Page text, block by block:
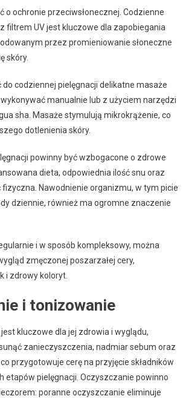
o ochronie przeciwsłonecznej. Codzienne
filtrem UV jest kluczowe dla zapobiegania
przez promieniowanie słoneczne
skóry.
codziennej pielęgnacji delikatne masaże
manualnie lub z użyciem narzędzi
sha. Masaże stymulują mikrokrążenie, co
dotlenienia skóry.
powinny być wzbogacone o zdrowe
dieta, odpowiednia ilość snu oraz
Nawodnienie organizmu, w tym picie
dziennie, również ma ogromne znaczenie
i w sposób kompleksowy, można
zmęczonej poszarzałej cery,
i zdrowy koloryt.
i tonizowanie
kluczowe dla jej zdrowia i wyglądu,
zanieczyszczenia, nadmiar sebum oraz
przygotowuje cerę na przyjęcie składników
etapów pielęgnacji. Oczyszczanie powinno
poranne oczyszczanie eliminuje